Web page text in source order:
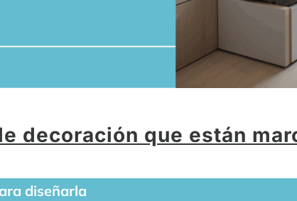
decoración que están
diseñarla